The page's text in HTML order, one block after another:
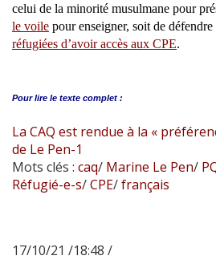
celui de la minorité musulmane pour
le voile pour enseigner, soit de défendre
réfugiées d’avoir accès aux CPE.
Pour lire le texte complet :
La CAQ est rendue à la «
de Le Pen-1
Mots clés : caq/ Marine Le Pen/
Réfugié-e-s/CPE/français
17/10/21 /18:48 /